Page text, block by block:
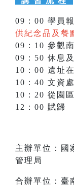
09：00 學員報
供紀念品及餐
09：10 參觀
09：50 休息
10：00 遺址
10：40 文資
10：20 從園
12：00 賦歸
主辦單位：國
管理局
合辦單位：臺